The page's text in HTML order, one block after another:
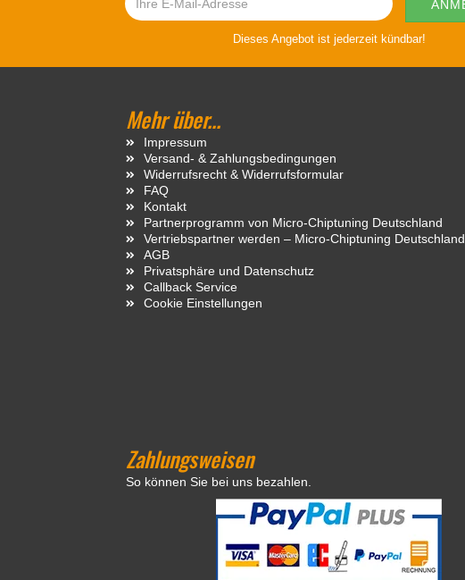
Dieses Angebot ist jederzeit kündbar!
Mehr über...
Impressum
Versand- & Zahlungsbedingungen
Widerrufsrecht & Widerrufsformular
FAQ
Kontakt
Partnerprogramm von Micro-Chiptuning Deutschland
Vertriebspartner werden – Micro-Chiptuning Deutschland
AGB
Privatsphäre und Datenschutz
Callback Service
Cookie Einstellungen
Zahlungsweisen
So können Sie bei uns bezahlen.